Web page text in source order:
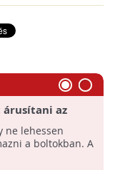
árusítani az
ne lehessen
a boltokban. A